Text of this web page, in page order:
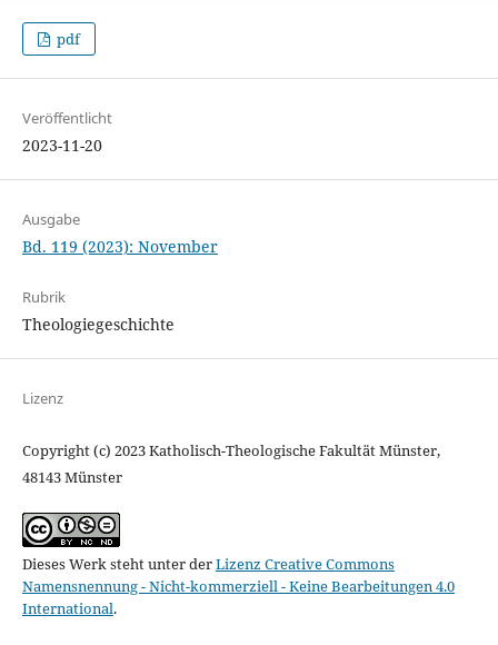
pdf
Veröffentlicht
2023-11-20
Ausgabe
Bd. 119 (2023): November
Rubrik
Theologiegeschichte
Lizenz
Copyright (c) 2023 Katholisch-Theologische Fakultät Münster,
48143 Münster
Dieses Werk steht unter derLizenz Creative Commons
Namensnennung - Nicht-kommerziell - Keine Bearbeitungen 4.0
International.